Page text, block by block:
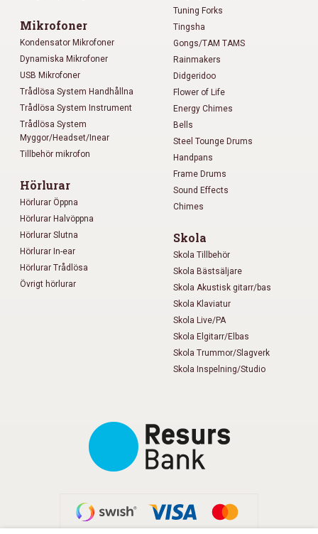
Mikrofoner
Kondensator Mikrofoner
Dynamiska Mikrofoner
USB Mikrofoner
Trådlösa System Handhållna
Trådlösa System Instrument
Trådlösa System
Myggor/Headset/Inear
Tillbehör mikrofon
Hörlurar
Hörlurar Öppna
Hörlurar Halvöppna
Hörlurar Slutna
Hörlurar In-ear
Hörlurar Trådlösa
Övrigt hörlurar
Tuning Forks
Tingsha
Gongs/TAM TAMS
Rainmakers
Didgeridoo
Flower of Life
Energy Chimes
Bells
Steel Tounge Drums
Handpans
Frame Drums
Sound Effects
Chimes
Skola
Skola Tillbehör
Skola Bästsäljare
Skola Akustisk gitarr/bas
Skola Klaviatur
Skola Live/PA
Skola Elgitarr/Elbas
Skola Trummor/Slagverk
Skola Inspelning/Studio